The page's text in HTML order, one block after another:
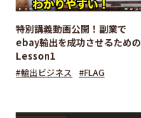
特別講義動画公開！副業で
ebay輸出を成功させるための
Lesson1
#輸出ビジネス #FLAG